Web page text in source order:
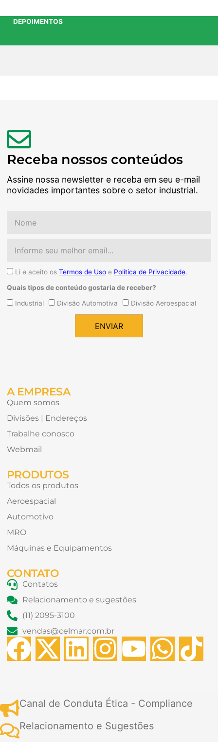
DEPOIMENTOS
Receba nossos conteúdos
Assine nossa newsletter e receba em seu e-mail
novidades importantes sobre o setor industrial.
AceiteLi e aceito os Termos de Usoe Política de Privacidade.
Quais tipos de conteúdo gostaria de receber?
QuaisIndustrial Divisão Automotiva Divisão Aeroespacial
ENVIAR
A EMPRESA
Quem somos
Divisões | Endereços
Trabalhe conosco
Webmail
PRODUTOS
Todos os produtos
Aeroespacial
Automotivo
MRO
Máquinas e Equipamentos
CONTATO
Contatos
Relacionamento e sugestões
(11) 2095-3100
vendas@celmar.com.br
F
c
e
X
t
w
L
n
k
I
s
t
Y
u
t
W
a
T
k
Canal de Conduta Ética - Compliance
Relacionamento e Sugestões